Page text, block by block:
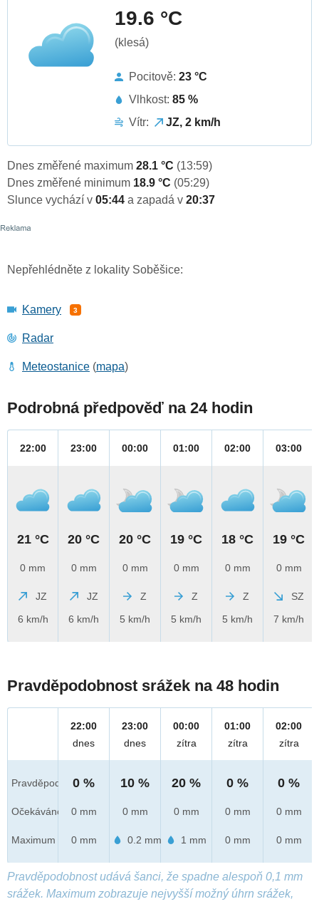
19.6 °C
(klesá)
Pocitově: 23 °C
Vlhkost: 85 %
Vítr:
JZ, 2 km/h
Dnes změřené maximum 28.1 °C (13:59)
Dnes změřené minimum 18.9 °C (05:29)
Slunce vychází v 05:44 a zapadá v 20:37
Nepřehlédněte z lokality Soběšice:
Kamery 3
Radar
Meteostanice (mapa)
Podrobná předpověď na 24 hodin
22:00
21 °C
0 mm
JZ
6 km/h
23:00
20 °C
0 mm
JZ
6 km/h
00:00
20 °C
0 mm
Z
5 km/h
01:00
19 °C
0 mm
Z
5 km/h
02:00
18 °C
0 mm
Z
5 km/h
03:00
19 °C
0 mm
SZ
7 km/h
Pravděpodobnost srážek na 48 hodin
Pravděpod.
Očekáváno
Maximum
22:00
dnes
0 %
0 mm
0 mm
23:00
dnes
10 %
0 mm
0.2 mm
00:00
zítra
20 %
0 mm
1 mm
01:00
zítra
0 %
0 mm
0 mm
02:00
zítra
0 %
0 mm
0 mm
Pravděpodobnost udává šanci, že spadne alespoň 0,1 mm
srážek. Maximum zobrazuje nejvyšší možný úhrn srážek,